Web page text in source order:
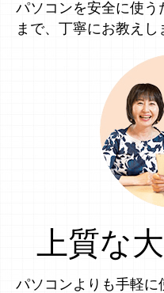
パソコンを安全に使う
まで、丁寧にお教えし
上質な
パソコンよりも手軽に